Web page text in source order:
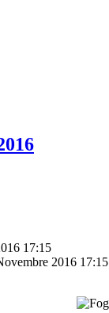
17:15
2016 17:15